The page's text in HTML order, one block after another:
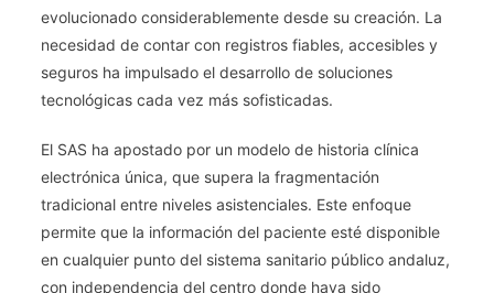
Clínica
Elementos
Ella.
El
Conjunto
Mínimo
Básico
evolucionado considerablemente desde su creación. La
necesidad de contar con registros fiables, accesibles y
seguros ha impulsado el desarrollo de soluciones
tecnológicas cada vez más sofisticadas.
El SAS ha apostado por un modelo de historia clínica
electrónica única, que supera la fragmentación
tradicional entre niveles asistenciales. Este enfoque
permite que la información del paciente esté disponible
en cualquier punto del sistema sanitario público andaluz,
con independencia del centro donde haya sido